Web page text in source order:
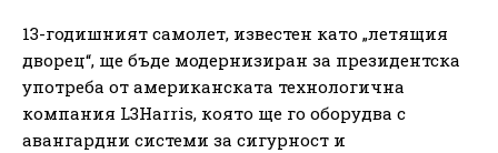
13-годишният самолет, известен като „летящия
дворец“, ще бъде модернизиран за президентска
употреба от американската технологична
компания L3Harris, която ще го оборудва с
авангардни системи за сигурност и